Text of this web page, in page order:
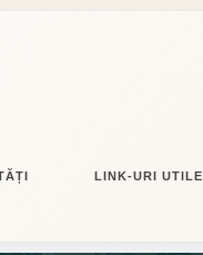
LINK-URI UTILE